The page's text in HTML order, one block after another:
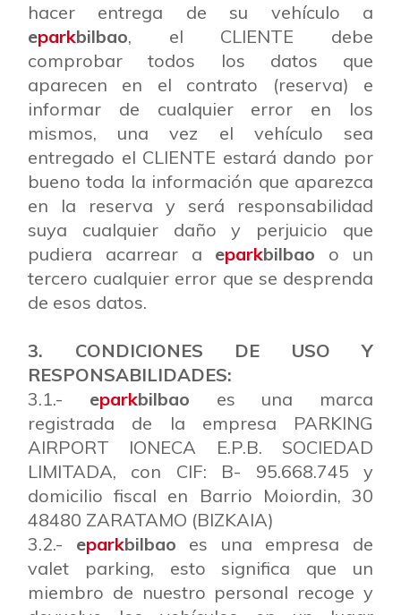
hacer entrega de su vehículo a
eparkbilbao, el CLIENTE debe
comprobar todos los datos que
aparecen en el contrato (reserva) e
informar de cualquier error en los
mismos, una vez el vehículo sea
entregado el CLIENTE estará dando por
bueno toda la información que aparezca
en la reserva y será responsabilidad
suya cualquier daño y perjuicio que
pudiera acarrear a eparkbilbao o un
tercero cualquier error que se desprenda
de esos datos.
3. CONDICIONES DE USO Y
RESPONSABILIDADES:
3.1.- eparkbilbao es una marca
registrada de la empresa PARKING
AIRPORT IONECA E.P.B. SOCIEDAD
LIMITADA, con CIF: B- 95.668.745 y
domicilio fiscal en Barrio Moiordin, 30
48480 ZARATAMO (BIZKAIA)
3.2.- eparkbilbao es una empresa de
valet parking, esto significa que un
miembro de nuestro personal recoge y